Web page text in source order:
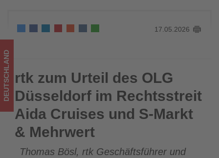
Aida
Cruises
und
S-
Markt
Mehrwert
17.05.2026
rtk zum Urteil des OLG Düsseldorf im Rechtsstreit Aida
Cruises und S-Markt & Mehrwert
DEUTSCHLAND rtk zum Urteil des OLG
Düsseldorf im Rechtsstreit
Aida Cruises und S-Markt
& Mehrwert
Thomas Bösl, rtk Geschäftsführer und